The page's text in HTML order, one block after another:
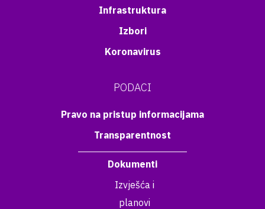
Infrastruktura
Izbori
Koronavirus
PODACI
Pravo na pristup informacijama
Transparentnost
Dokumenti
Izvješća i
planovi